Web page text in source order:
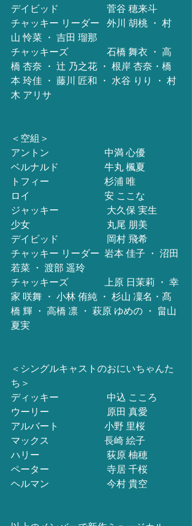
デイビッド　　　 　   菅谷 穂来斗
チャッキー リーダー   外川 胡桃 ・ 村
山 怜菜 ・ 吉田 瑠那
チャッキーズ　　　    石橋 舞衣 ・ 高
橋 杏奈 ・ 辻 乃之花 ・ 根岸 杏奈・橋
本 玲佳 ・ 藤川 匠和 ・ 水谷 りり ・ 村
木 アリサ
＜空組＞
アントン　　 　　　  中満 心優
ベルナルド　　 　　  牛丸 楓夏
トフィー　　　　 　  杉浦 唯
ロイ　　　　　　　   安 ここな
ジャッキー　　　　　大久保 実生
少女　　　　　　　　丸尾 朋美
デイビッド　　　　　岡村 飛希
チャッキー リーダー  岩本 佳子 ・ 沼田
若菜 ・ 渡部 遥玲
チャッキーズ　　　   上原 日茉莉 ・ 幸
家 咲舞 ・ 小林 侑純 ・ 杉山 凜名・髙
橋 輝 ・ 高橋 凛 ・ 萩原 ゆめの ・ 畠山
夏実
＜シングルキャストのおにいちゃんた
ち＞
ディッキー　　　　　中込 こころ
ウーリー　　　　　　原田 真愛
アルバート　　　　   小野 里桜
マックス　　   　　　長崎 絵子
ハリー　　　　　　　荻原 柚穂
ペーター　　　　　　寺居 千桜
ヘルマン　　　　　　今村 貴空